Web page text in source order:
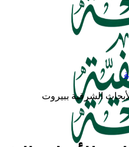
الشرقية ببيروت